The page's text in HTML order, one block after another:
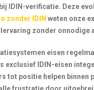
IDIN-verificatie. Deze
zonder IDIN weten onze
zonder onnodige
eisen
exclusief IDIN-eisen
tot positie helpen binnen